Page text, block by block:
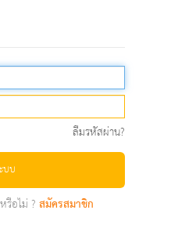
ลืมรหัสผ่าน?
บบ
รือไม่ ?สมัครสมาชิก